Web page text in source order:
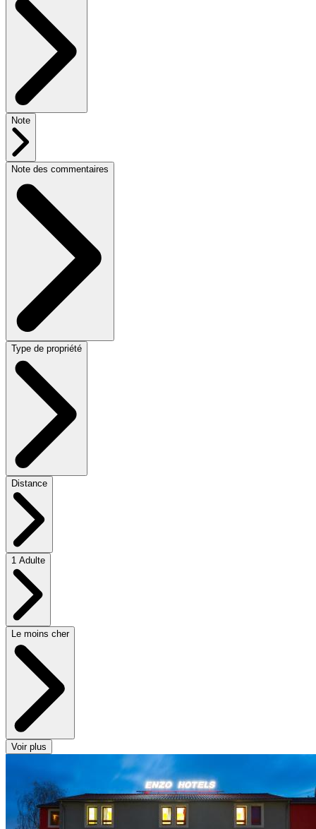
Note
Note des commentaires
Type de propriété
Distance
1 Adulte
Le moins cher
Voir plus